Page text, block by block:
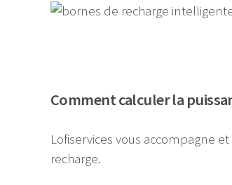
Comment calculer la
Lofiservices vous accompagne
recharge.